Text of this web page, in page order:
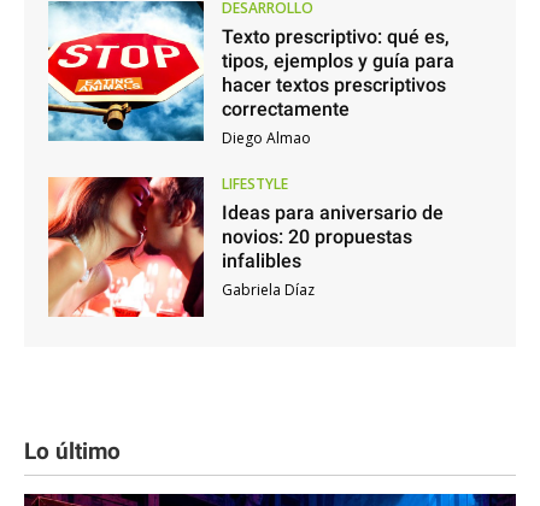
DESARROLLO
Texto prescriptivo: qué es,
tipos, ejemplos y guía para
hacer textos prescriptivos
correctamente
Diego Almao
LIFESTYLE
Ideas para aniversario de
novios: 20 propuestas
infalibles
Gabriela Díaz
Lo último